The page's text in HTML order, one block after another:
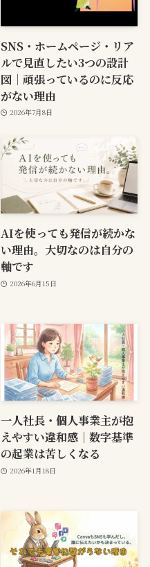
SNS・ホームページ・リア
ルで見直したい3つの設計
図｜頑張っているのに反応
がない理由
2026年7月8日
AIを使っても発信が続かな
い理由。大切なのは自分の
軸です
2026年6月15日
一人社長・個人事業主が抱
えやすい違和感｜数字基準
の起業は苦しくなる
2026年1月18日